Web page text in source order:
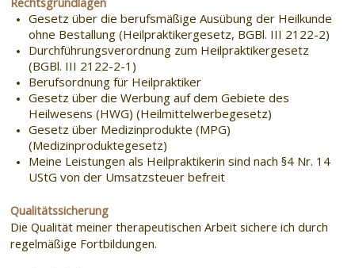
Gesetz über die berufsmäßige Ausübung der Heilkunde
ohne Bestallung (Heilpraktikergesetz, BGBl. III 2122-2)
Durchführungsverordnung zum Heilpraktikergesetz
(BGBl. III 2122-2-1)
Berufsordnung für Heilpraktiker
Gesetz über die Werbung auf dem Gebiete des
Heilwesens (HWG) (Heilmittelwerbegesetz)
Gesetz über Medizinprodukte (MPG)
(Medizinproduktegesetz)
Meine Leistungen als Heilpraktikerin sind nach §4 Nr. 14
UStG von der Umsatzsteuer befreit
Qualitätssicherung
Die Qualität meiner therapeutischen Arbeit sichere ich durch
regelmäßige Fortbildungen.